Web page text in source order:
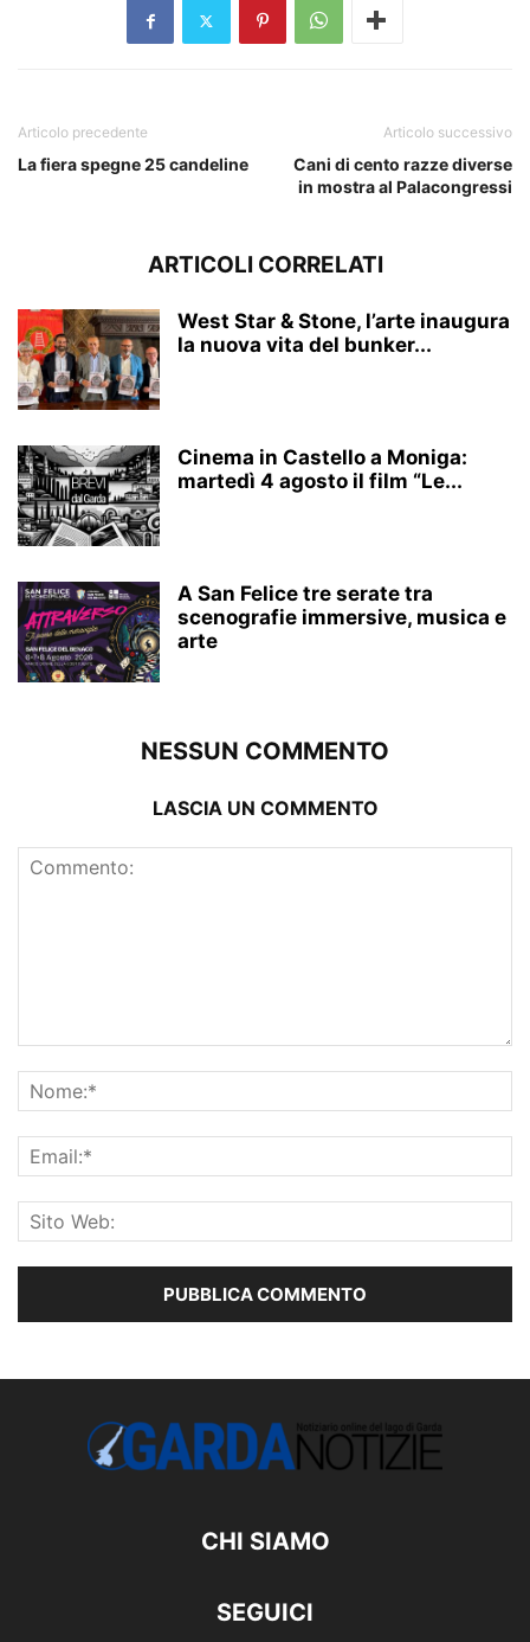
Articolo precedente
La fiera spegne 25 candeline
Articolo successivo
Cani di cento razze diverse
in mostra al Palacongressi
ARTICOLI CORRELATI
West Star & Stone, l’arte inaugura
la nuova vita del bunker...
Cinema in Castello a Moniga:
martedì 4 agosto il film “Le...
A San Felice tre serate tra
scenografie immersive, musica e
arte
NESSUN COMMENTO
LASCIA UN COMMENTO
CHI SIAMO
SEGUICI